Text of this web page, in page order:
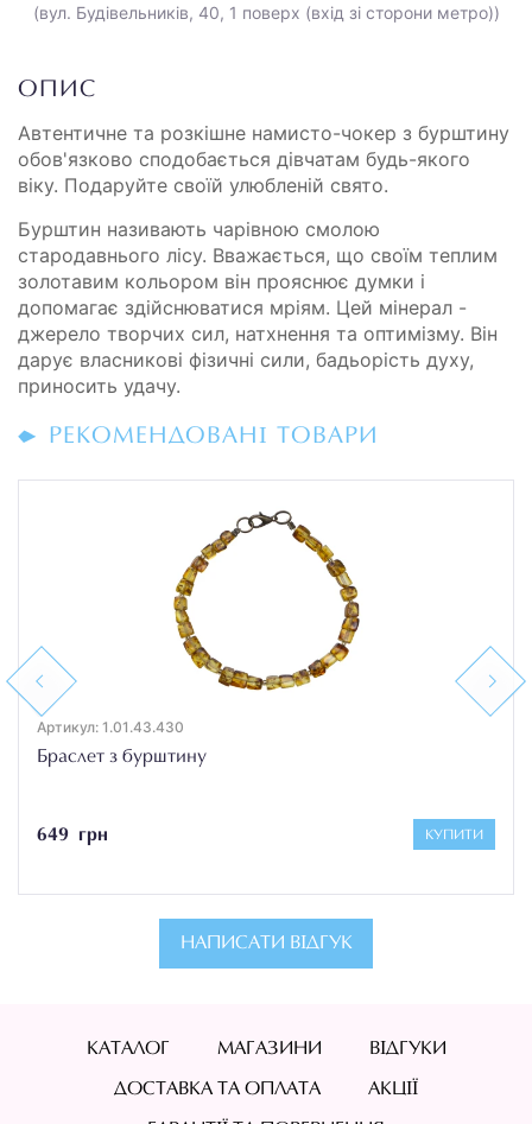
(вул. Будівельників, 40, 1 поверх (вхід зі сторони метро))
ОПИС
Автентичне та розкішне намисто-чокер з бурштину
обов'язково сподобається дівчатам будь-якого
віку. Подаруйте своїй улюбленій свято.
Бурштин називають чарівною смолою
стародавнього лісу. Вважається, що своїм теплим
золотавим кольором він прояснює думки і
допомагає здійснюватися мріям. Цей мінерал -
джерело творчих сил, натхнення та оптимізму. Він
дарує власникові фізичні сили, бадьорість духу,
приносить удачу.
РЕКОМЕНДОВАНІ ТОВАРИ
Previous
Артикул: 1.01.43.430
Браслет з бурштину
649 грн КУПИТИ
Next
НАПИСАТИ ВІДГУК
КАТАЛОГ МАГАЗИНИ ВІДГУКИ
ДОСТАВКА ТА ОПЛАТА АКЦІЇ